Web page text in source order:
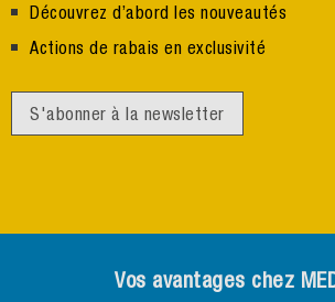
Découvrez d’abord les nouveautés
Actions de rabais en exclusivité
S'abonner à la newsletter
Vos avantages chez